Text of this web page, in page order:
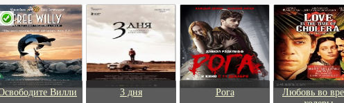
Вилли 3 дня Рога
Любовь во